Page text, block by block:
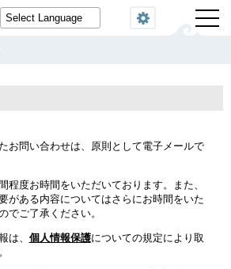
閲覧機能
お問い合わせは、原則として電子メールで
程度お時間をいただいております。また、
がある内容についてはさらにお時間をいた
でご了承ください。
は、 個人情報保護についての規定により取